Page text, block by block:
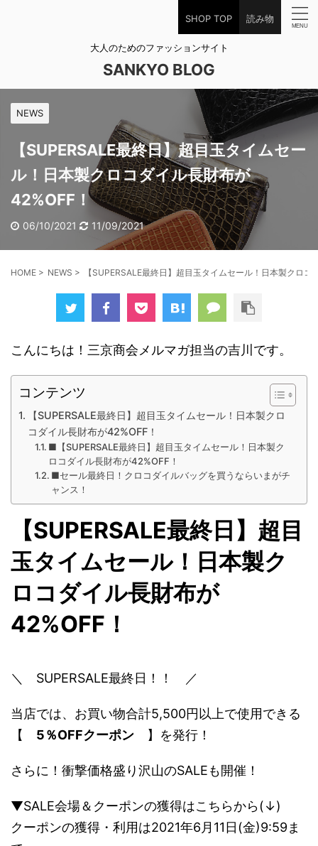
SHOP TOP 読み物
大人のためのファッションサイト
SANKYO BLOG
NEWS
【SUPERSALE最終日】超目玉タイムセー
ル！日本製クロコダイル長財布が
42%OFF！
06/10/2021 11/09/2021
HOME > NEWS > 【SUPERSALE最終日】超目玉タイムセール！日本製クロ
こんにちは！三京商会メルマガ担当の吉川です。
コンテンツ
【SUPERSALE最終日】超目玉タイムセール！日本製クロ
コダイル長財布が42%OFF！
■【SUPERSALE最終日】超目玉タイムセール！日本製ク
ロコダイル長財布が42%OFF！
■セール最終日！クロコダイルバッグを買うならいまがチ
ャンス！
【SUPERSALE最終日】超目
玉タイムセール！日本製ク
ロコダイル長財布が
42%OFF！
＼ SUPERSALE最終日！！ ／
当店では、お買い物合計5,500円以上で使用できる
【 5％OFFクーポン 】を発行！
さらに！衝撃価格盛り沢山のSALEも開催！
▼SALE会場＆クーポンの獲得はこちらから(↓)
クーポンの獲得・利用は2021年6月11日(金)9:59ま